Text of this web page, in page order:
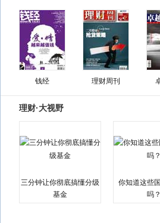
钱经 理财周刊
理财·大视野
三分钟让你彻底搞懂分级
基金
你知道这些
吗？